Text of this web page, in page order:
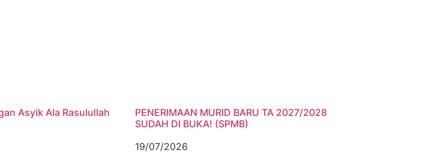
Asyik Ala Rasulullah
PENERIMAAN MURID BARU TA 2027/2028
SUDAH DI BUKA! (SPMB)
19/07/2026